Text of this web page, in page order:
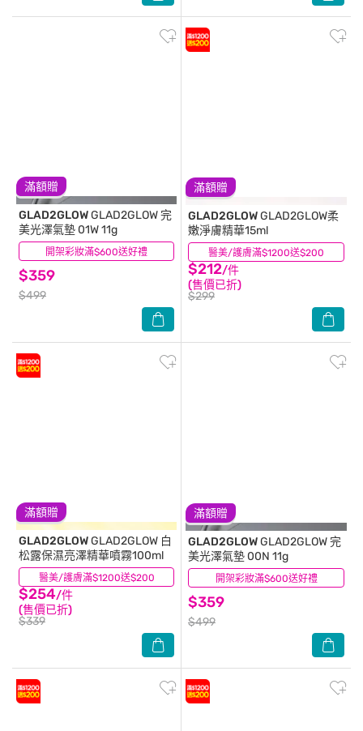
滿額贈
開架彩妝滿$600送好禮
GLAD2GLOWGLAD2GLOW 完
美光澤氣墊 01W 11g
$359
$499
(0)
滿額贈
醫美/護膚滿$1200送$200
GLAD2GLOWGLAD2GLOW柔
嫩淨膚精華15ml
$212/件
(售價已折)
$299
(0)
滿額贈
醫美/護膚滿$1200送$200
GLAD2GLOWGLAD2GLOW 白
松露保濕亮澤精華噴霧100ml
$254/件
(售價已折)
$339
(0)
滿額贈
開架彩妝滿$600送好禮
GLAD2GLOWGLAD2GLOW 完
美光澤氣墊 00N 11g
$359
$499
(1)